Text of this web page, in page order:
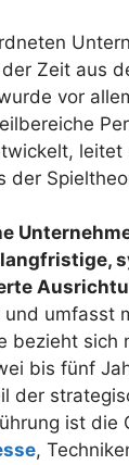
Zeit aus
vor
leitet
der
und umfasst
bezieht sich
bis fünf
der
ist die
,